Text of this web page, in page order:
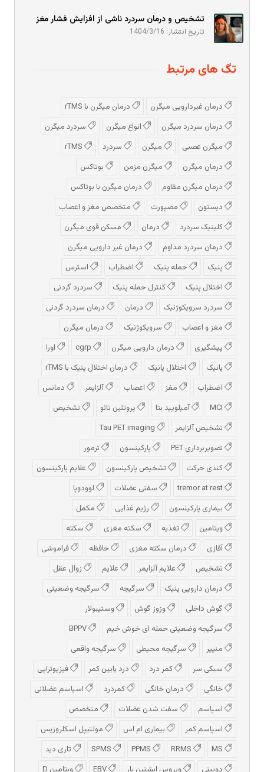
تشخیص و درمان سردرد ناشی از افزایش فشار مغز
تاریخ انتشار: 1404/3/16
تگ های مرتبط
درمان غیردارویی میگرن
درمان میگرن با rTMS
درمان سردرد میگرن
انواع میگرن
سردرد میگرن
میگرن عصبی
میگرن سردرد
درمان میگرن
میگرن مزمن
بوتاکس
درمان میگرن مقاوم
درمان میگرن با بوتاکس
دیستون
مصپورت
متخصص مغز و اعصاب
کلینیک سردرد
درمان
مسکن قوی میگرن
درمان سردرد مداوم
درمان غیر دارویی میگرن
پنیک
حمله پنیک اضطراب
استرس
اختلال پنیک
کنترل حمله پنیک
سردرد گردنی
سردرد سرویکوژنیک
درمان
درمان سردرد گردنی
مغز و اعصاب
سرویکوژنیک
درمان میگرن
پیشگیری
درمان دارویی میگرن
اورا
پانیک
اختلال پانیک
درمان اختلال پنیک با rTMS
اضطراب
مغز اعصاب آلزایمر
دمانس
آمیلویید بتا پروتئین تائو
تشخیص
تشخیص آلزایمر
تصویربرداری PET
پارکینسون
ترمور
کندی حرکت
تشخیص پارکینسون
علایم پارکینسون
سفتی عضلات
لوودوپا
بیماری پارکینسون
رژیم غذایی
مکمل
ویتامین
تغذیه سکته مغزی
سکته
آفازی
درمان سکته مغزی حافظه
فراموشی
تشخیص
علایم آلزایمر علایم
زوال عقل
درمان دارویی پنیک
سرگیجه
سرگیجه وضعیتی
گوش داخلی
وزوز گوش
وستیبولار
سرگیجه وضعیتی حمله ای خوش خیم
منییر
سرگیجه محیطی
سرگیجه واقعی
سبکی سر
کمر درد درد پایین کمر
فیزیوتراپی
خانگی
درمان خانگی کمردرد
اسپاسم عضلانی
اسپاسم
سفت شدن عضلات
متخصص
اسپاسم کمر
بیماری ام اس
مولتیپل اسکلروزیس
تاری دید
دوبینی
ویروس اپشتین بار ویتامین D